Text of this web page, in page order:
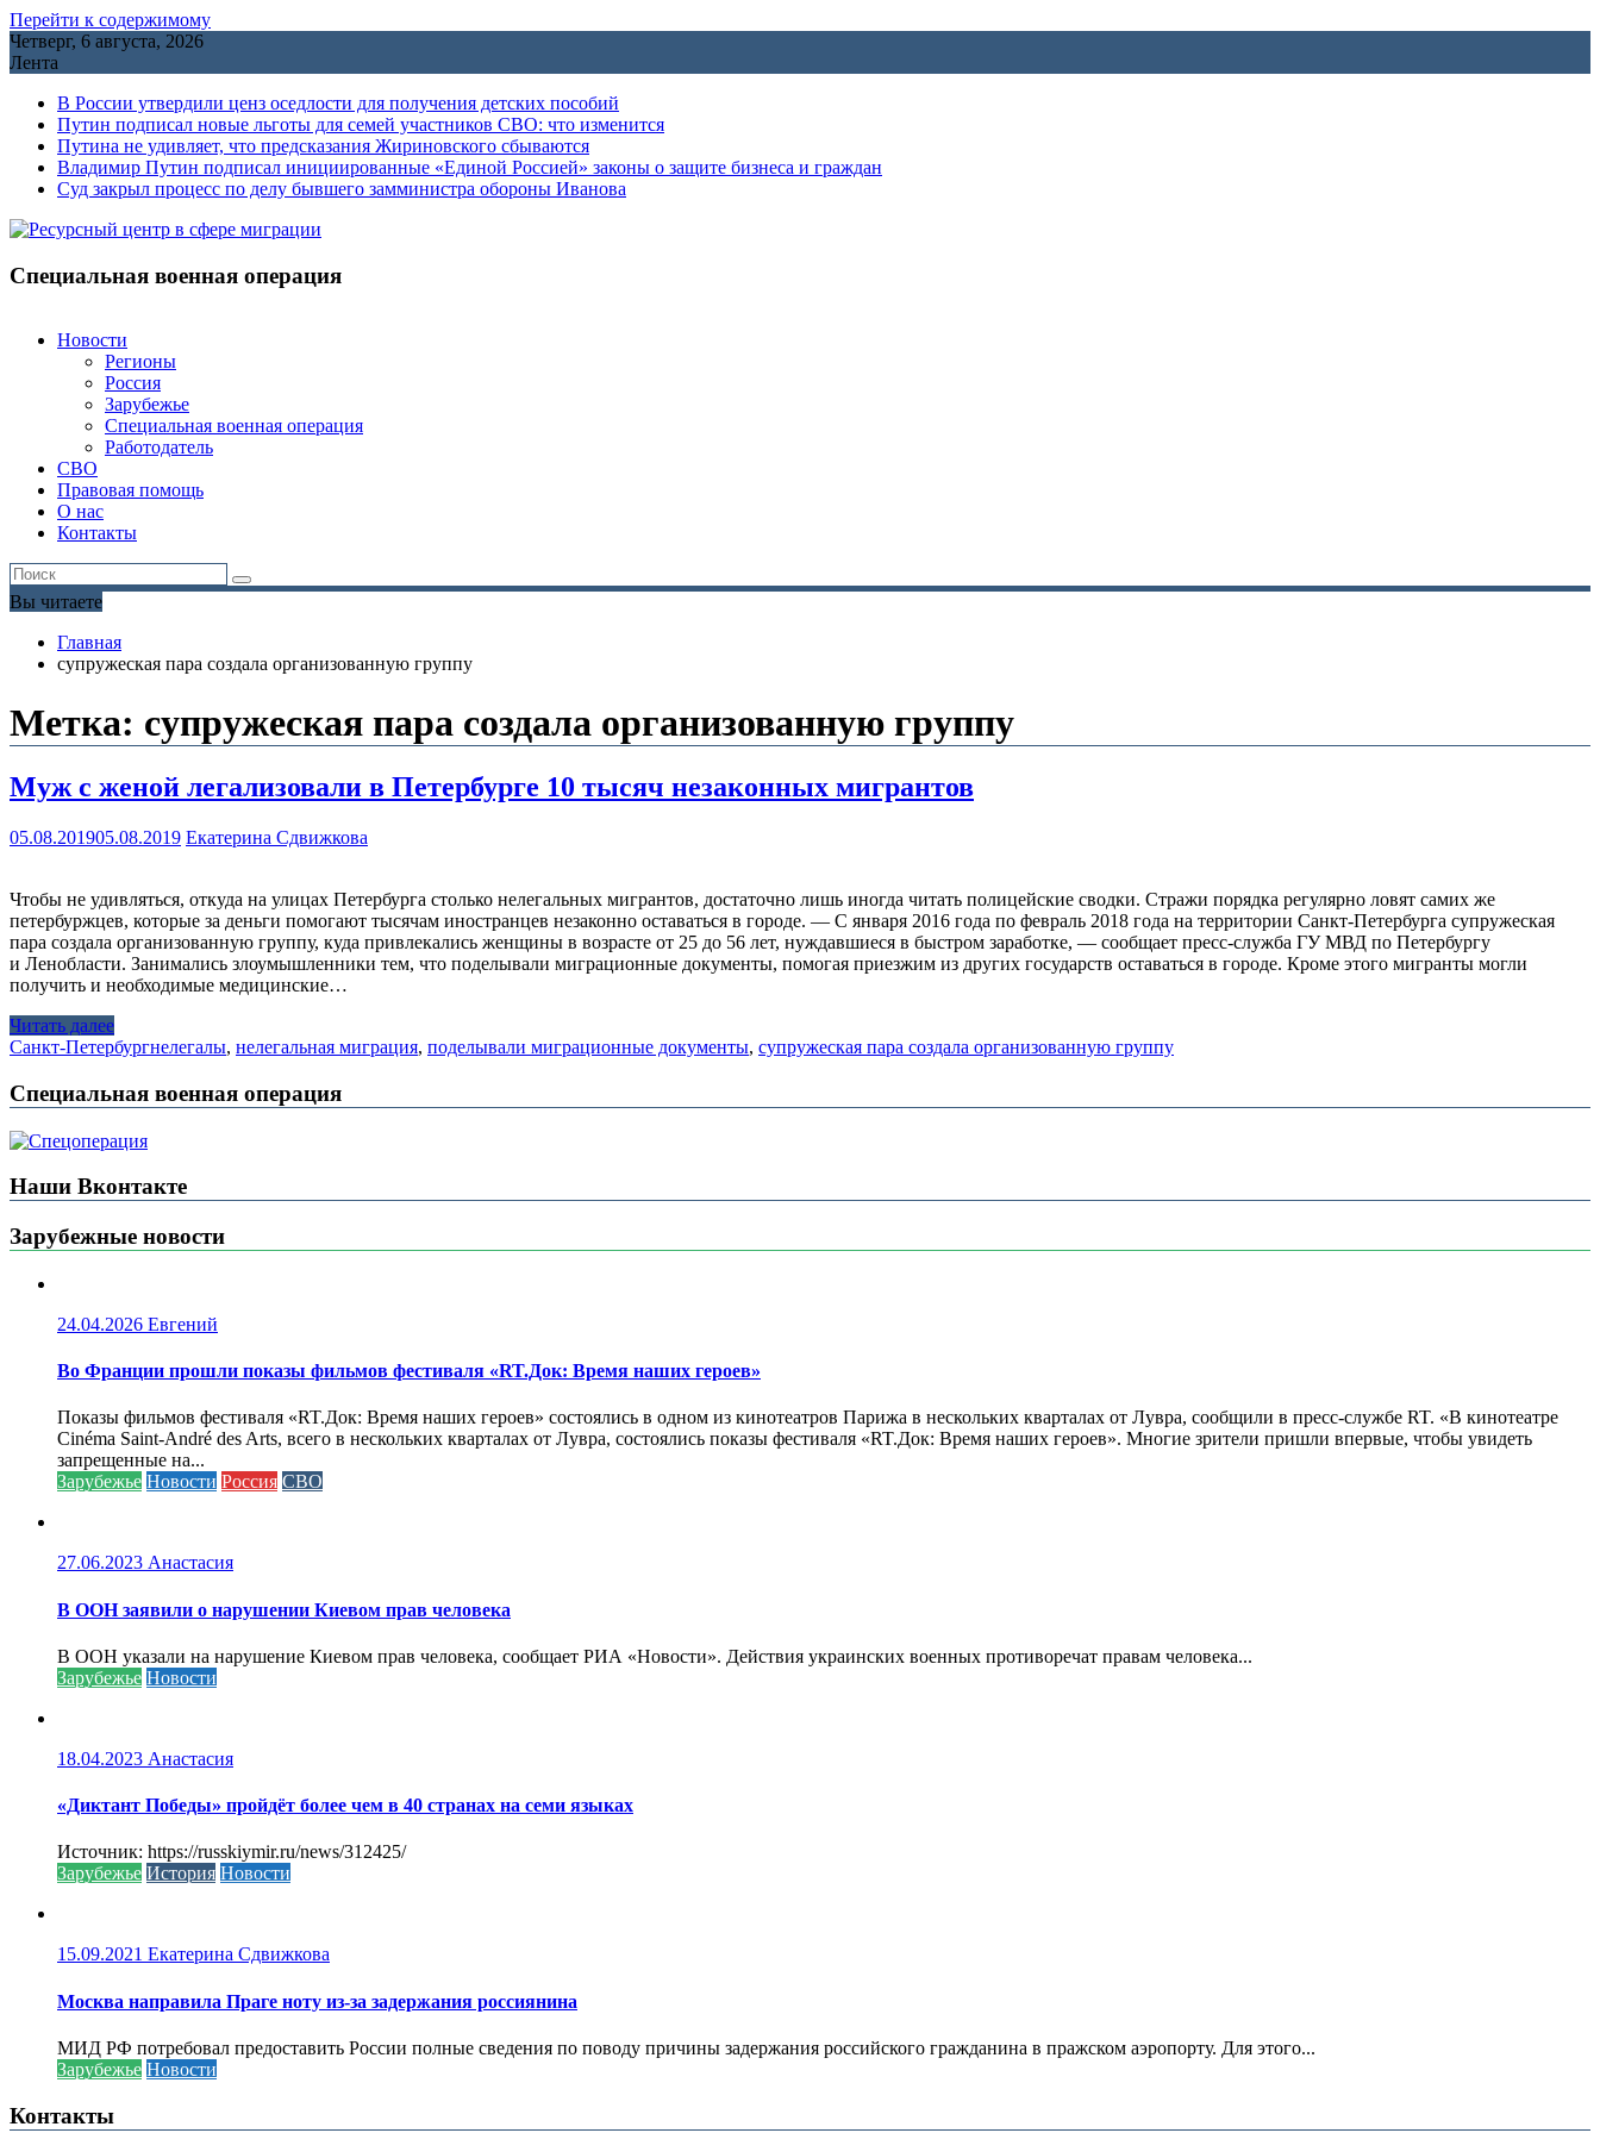
Перейти к содержимому
Четверг, 6 августа, 2026
Лента
В России утвердили ценз оседлости для получения детских пособий
Путин подписал новые льготы для семей участников СВО: что изменится
Путина не удивляет, что предсказания Жириновского сбываются
Владимир Путин подписал инициированные «Единой Россией» законы о защите бизнеса и граждан
Cуд закрыл процесс по делу бывшего замминистра обороны Иванова
Специальная военная операция
Новости
Регионы
Россия
Зарубежье
Специальная военная операция
Работодатель
СВО
Правовая помощь
О нас
Контакты
Вы читаете
Главная
супружеская пара создала организованную группу
Метка: супружеская пара создала организованную группу
Муж с женой легализовали в Петербурге 10 тысяч незаконных мигрантов
05.08.201905.08.2019 Екатерина Сдвижкова
Чтобы не удивляться, откуда на улицах Петербурга столько нелегальных мигрантов, достаточно лишь иногда читать полицейские сводки. Стражи порядка регулярно ловят самих же
петербуржцев, которые за деньги помогают тысячам иностранцев незаконно оставаться в городе. — С января 2016 года по февраль 2018 года на территории Санкт-Петербурга супружеская
пара создала организованную группу, куда привлекались женщины в возрасте от 25 до 56 лет, нуждавшиеся в быстром заработке, — сообщает пресс-служба ГУ МВД по Петербургу
и Ленобласти. Занимались злоумышленники тем, что поделывали миграционные документы, помогая приезжим из других государств оставаться в городе. Кроме этого мигранты могли
получить и необходимые медицинские…
Читать далее
Санкт-Петербургнелегалы, нелегальная миграция, поделывали миграционные документы, супружеская пара создала организованную группу
Специальная военная операция
Наши Вконтакте
Зарубежные новости
24.04.2026 Евгений
Во Франции прошли показы фильмов фестиваля «RT.Док: Время наших героев»
Показы фильмов фестиваля «RT.Док: Время наших героев» состоялись в одном из кинотеатров Парижа в нескольких кварталах от Лувра, сообщили в пресс-службе RT. «В кинотеатре
Cinéma Saint-André des Arts, всего в нескольких кварталах от Лувра, состоялись показы фестиваля «RT.Док: Время наших героев». Многие зрители пришли впервые, чтобы увидеть
запрещенные на...
Зарубежье Новости Россия СВО
27.06.2023 Анастасия
В ООН заявили о нарушении Киевом прав человека
В ООН указали на нарушение Киевом прав человека, сообщает РИА «Новости». Действия украинских военных противоречат правам человека...
Зарубежье Новости
18.04.2023 Анастасия
«Диктант Победы» пройдёт более чем в 40 странах на семи языках
Источник: https://russkiymir.ru/news/312425/
Зарубежье История Новости
15.09.2021 Екатерина Сдвижкова
Москва направила Праге ноту из-за задержания россиянина
МИД РФ потребовал предоставить России полные сведения по поводу причины задержания российского гражданина в пражском аэропорту. Для этого...
Зарубежье Новости
Контакты